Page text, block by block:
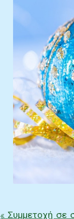
«Συμμετοχή σε